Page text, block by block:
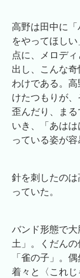
高野は田中に
をやってほし
点に、メロデ
出し、こんな
わけである。
けたつもりが
歪んだり、ま
いき、「あは
っている姿が容
針を刺したの
っていた。
バンド形態で
土」。くだん
「雀の子」。
着々と〈これ